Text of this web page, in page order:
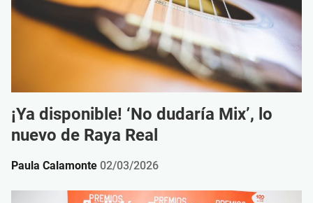
¡Ya disponible! ‘No dudaría Mix’, lo
nuevo de Raya Real
Paula Calamonte 02/03/2026